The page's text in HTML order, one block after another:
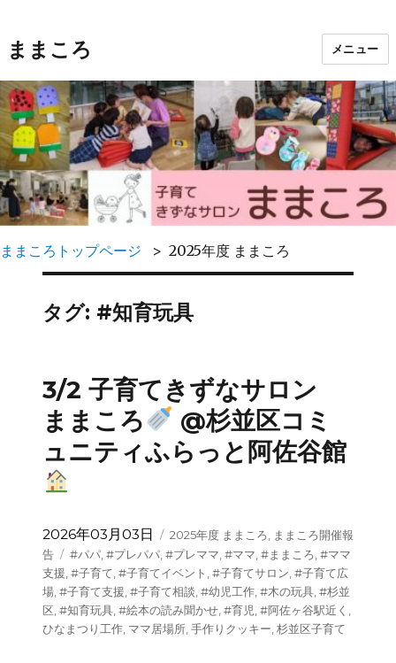
ままころ メニュー
ままころトップページ 2025年度 ままころ
タグ: #知育玩具
3/2 子育てきずなサロン
ままころ
@杉並区コミ
ュニティふらっと阿佐谷館
投
稿
日:
2026年03月03日
カ
テ
ゴ
リ
ー
2025年度 ままころ
ままころ開催報
告
タ
グ
#パパ, #プレパパ, #プレママ #ママ #ままころ #ママ
支援 #子育て #子育てイベント #子育てサロン #子育て広
場, #子育て支援 #子育て相談 #幼児工作, #木の玩具, #杉並
区 #知育玩具, #絵本の読み聞かせ, #育児 #阿佐ヶ谷駅近く
ひなまつり工作, ママ居場所, 手作りクッキー 杉並区子育て